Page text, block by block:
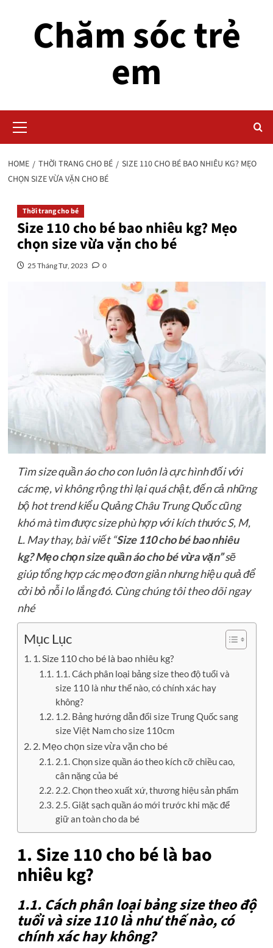
Chăm sóc trẻ
em
Menu
HOME THỜI TRANG CHO BÉ
SIZE 110 CHO BÉ BAO NHIÊU KG? MẸO
CHỌN SIZE VỪA VẶN CHO BÉ
Thời trang cho bé
Size 110 cho bé bao nhiêu kg? Mẹo
chọn size vừa vặn cho bé
25 Tháng Tư, 2023 0
Tìm size quần áo cho con luôn là cực hình đối với
các mẹ, vì không rộng thì lại quá chật, đến cả những
bộ hot trend kiểu Quảng Châu Trung Quốc cũng
khó mà tìm được size phù hợp với kích thước S, M,
L. May thay, bài viết “Size 110 cho bé bao nhiêu
kg? Mẹo chọn size quần áo cho bé vừa vặn”sẽ
giúp tổng hợp các mẹo đơn giản nhưng hiệu quả để
cởi bỏ nỗi lo lắng đó. Cùng chúng tôi theo dõi ngay
nhé
Mục Lục
1. Size 110 cho bé là bao nhiêu kg?
1.1. Cách phân loại bảng size theo độ tuổi và
size 110 là như thế nào, có chính xác hay
không?
1.2. Bảng hướng dẫn đổi size Trung Quốc sang
size Việt Nam cho size 110cm
2. Mẹo chọn size vừa vặn cho bé
2.1. Chọn size quần áo theo kích cỡ chiều cao,
cân nặng của bé
2.2. Chọn theo xuất xứ, thương hiệu sản phẩm
2.5. Giặt sạch quần áo mới trước khi mặc để
giữ an toàn cho da bé
1. Size 110 cho bé là bao
nhiêu kg?
1.1. Cách phân loại bảng size theo độ
tuổi và size 110 là như thế nào, có
chính xác hay không?